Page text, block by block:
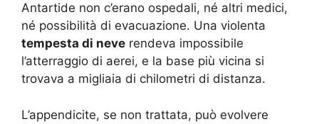
Antartide non c’erano ospedali, né altri medici,
né possibilità di evacuazione. Una violenta
tempesta di neve rendeva impossibile
l’atterraggio di aerei, e la base più vicina si
trovava a migliaia di chilometri di distanza.
L’appendicite, se non trattata, può evolvere